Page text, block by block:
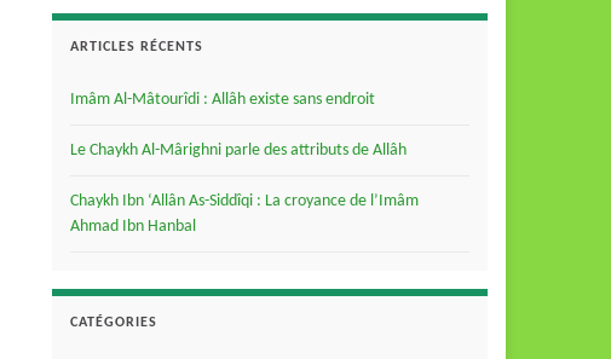
ARTICLES RÉCENTS
Imâm Al-Mâtourîdi : Allâh existe sans endroit
Le Chaykh Al-Mârighni parle des attributs de Allâh
Chaykh Ibn ‘Allân As-Siddîqi : La croyance de l’Imâm
Ahmad Ibn Hanbal
CATÉGORIES